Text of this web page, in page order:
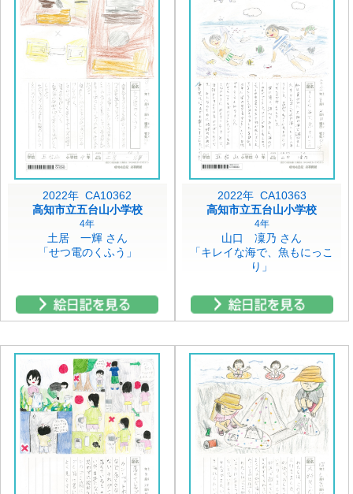
2022年 CA10362
高知市立五台山小学校
4年
土居 一輝 さん
「せつ電のくふう」
2022年 CA10363
高知市立五台山小学校
4年
山口 凜乃 さん
「キレイな海で、魚もにっこ
り」